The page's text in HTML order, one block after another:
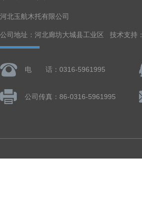
河北玉航木托有限公司
公司地址：河北廊坊大城县工业区 技术支持：
电 话：0316-5961995
公司传真：86-0316-5961995